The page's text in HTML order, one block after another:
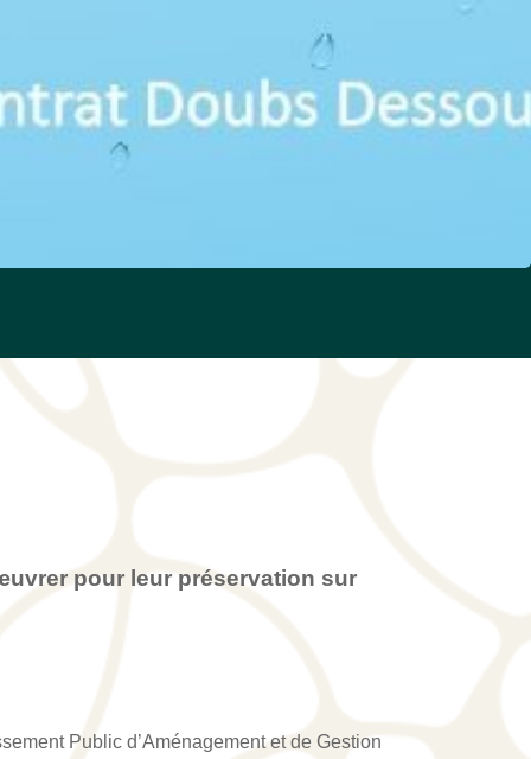
pour leur préservation sur
Public d’Aménagement et de Gestion